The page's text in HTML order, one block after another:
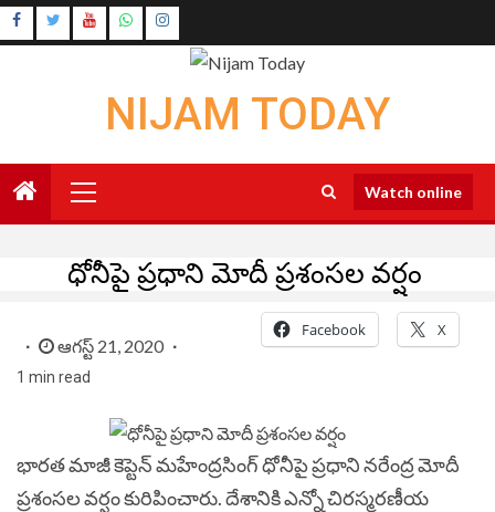
Skip
to
Instagram
NIJAM TODAY
Menu
Watch online
ధోనీపై ప్రధాని మోదీ ప్రశంసల వర్షం
ఆగస్ట్ 21, 2020
1 min read
Facebook X
భారత మాజీ కెప్టెన్‌ మహేంద్రసింగ్‌ ధోనీపై ప్రధాని నరేంద్ర మోదీ
ప్రశంసల వర్షం కురిపించారు. దేశానికి ఎన్నో చిరస్మరణీయ